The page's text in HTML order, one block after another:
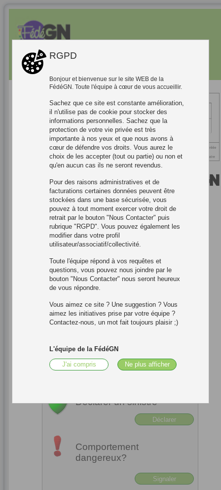
Ma Fédé
Adhésions et services FédéGN
Souscrire une carte
Assurer mon évènement
Déclarer un sinistre
Déclarer
Comportement
dangereux?
Signaler
Bienvenue sur le site officiel de la FédéGN (Fédération Fr
ançaise des Jeux de Rôles Grandeur Nature et de l'Airsof
La FédéGN est ravie de vous accueillir sur son espace e
n ligne, conçu pour vous accompagner dans toutes vos d
Que vous soyez joueur, association, prestataire ou collect
ivité, vous pouvez accéder à l’ensemble de nos services
depuis un point d’entrée unique : Connexion.
Sélectionnez la rubrique qui vous correspond grâce au b
outon dédié afin de découvrir les informations et ressourc
es adaptées à votre profil.
Une fois connecté(e), vous bénéficierez d’un accès comp
let à tous les services proposés
RGPD
Bonjour et bienvenue sur le site WEB de la
FédéGN. Toute l'équipe à cœur de vous accueillir.
Sachez que ce site est constante amélioration,
il n'utilise pas de cookie pour stocker des
informations personnelles. Sachez que la
protection de votre vie privée est très
importante à nos yeux et que nous avons à
cœur de défendre vos droits. Vous aurez le
choix de les accepter (tout ou partie) ou non et
qu'en aucun cas ils ne seront revendus.
Pour des raisons administratives et de
facturations certaines données peuvent être
stockées dans une base sécurisée, vous
pouvez à tout moment exercer votre droit de
retrait par le bouton "Nous Contacter" puis
rubrique "RGPD". Vous pouvez également les
modifier dans votre profil
utilisateur/associatif/collectivité.
Toute l'équipe répond à vos requêtes et
questions, vous pouvez nous joindre par le
bouton "Nous Contacter" nous seront heureux
de vous répondre.
Vous aimez ce site ? Une suggestion ? Vous
aimez les initiatives prise par votre équipe ?
Contactez-nous, un mot fait toujours plaisir ;)
L'équipe de la FédéGN
J'ai compris Ne plus afficher